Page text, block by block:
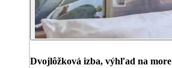
Dvojlôžková izba, výhľad na more